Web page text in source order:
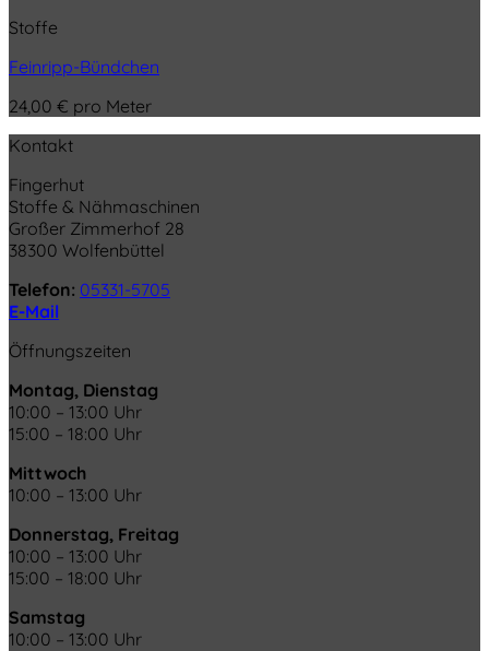
Stoffe
Feinripp-Bündchen
24,00 € pro Meter
Kontakt
Fingerhut
Stoffe & Nähmaschinen
Großer Zimmerhof 28
38300 Wolfenbüttel
Telefon: 05331-5705
E-Mail
Öffnungszeiten
Montag, Dienstag
10:00 – 13:00 Uhr
15:00 – 18:00 Uhr
Mittwoch
10:00 – 13:00 Uhr
Donnerstag, Freitag
10:00 – 13:00 Uhr
15:00 – 18:00 Uhr
Samstag
10:00 – 13:00 Uhr